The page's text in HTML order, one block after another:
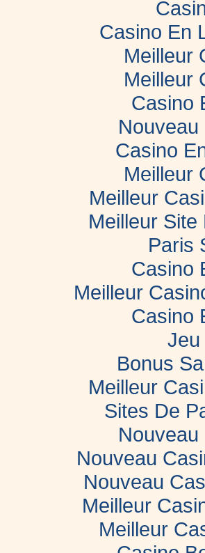
Casino En
Meilleur
Meilleur
Casino
Casino
Meilleur
Meilleur
Meilleur
Paris
Casino
Meilleur
Casino
Jeu
Bonus
Meilleur
Sites De
Nouveau
Nouveau
Meilleur
Meilleur